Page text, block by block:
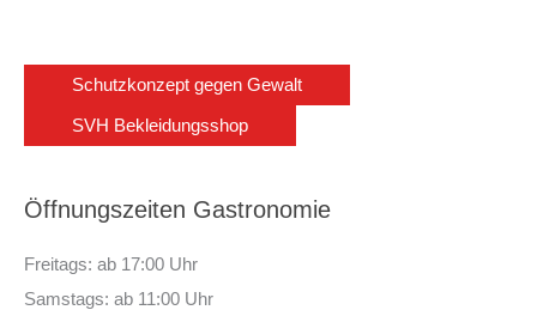
Schutzkonzept gegen Gewalt
SVH Bekleidungsshop
Öffnungszeiten Gastronomie
Freitags: ab 17:00 Uhr
Samstags: ab 11:00 Uhr